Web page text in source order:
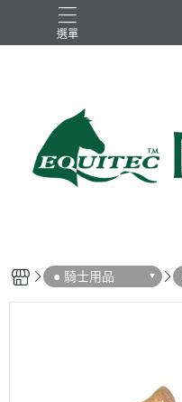
選單
兒童比賽馬褲
男用比賽衫
● 騎士用品